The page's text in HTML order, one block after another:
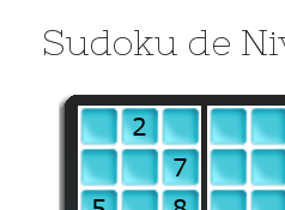
Sudoku de